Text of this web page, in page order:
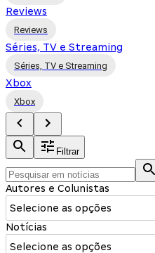
Reviews
Reviews
Séries, TV e Streaming
Séries, TV e Streaming
Xbox
Xbox
Filtrar
Autores e Colunistas
Selecione as opções
Notícias
Selecione as opções